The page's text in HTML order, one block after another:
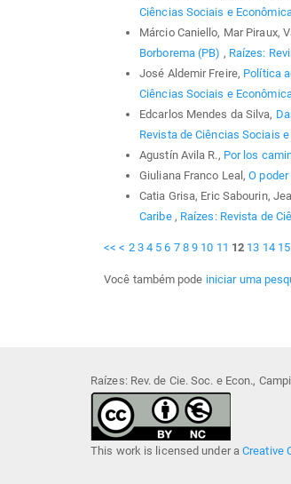
Ciências Sociais e
Márcio Caniello, Mar Piraux,
Borborema (PB) , Raízes:
José Aldemir Freire, Política
Ciências Sociais e
Edcarlos Mendes da Silva,
Revista de Ciências Sociais
Agustín Avila R., Por los
Giuliana Franco Leal,O
Catia Grisa, Eric Sabourin,
Caribe , Raízes: Revista de
<< < 2 3 4 5 6 7 8 9 10 11 12 13 14 15
Você também pode iniciar uma
Raízes: Rev. de Cie. Soc. e Econ.,
This work is licensed under aCreative